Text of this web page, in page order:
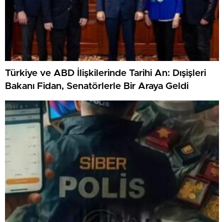
Türkiye ve ABD İlişkilerinde Tarihi An: Dışişleri
Bakanı Fidan, Senatörlerle Bir Araya Geldi